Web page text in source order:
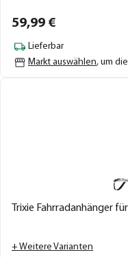
59,99 €
Lieferbar
Markt auswählen, um
Trixie Fahrradanhänger
+ Weitere Varianten